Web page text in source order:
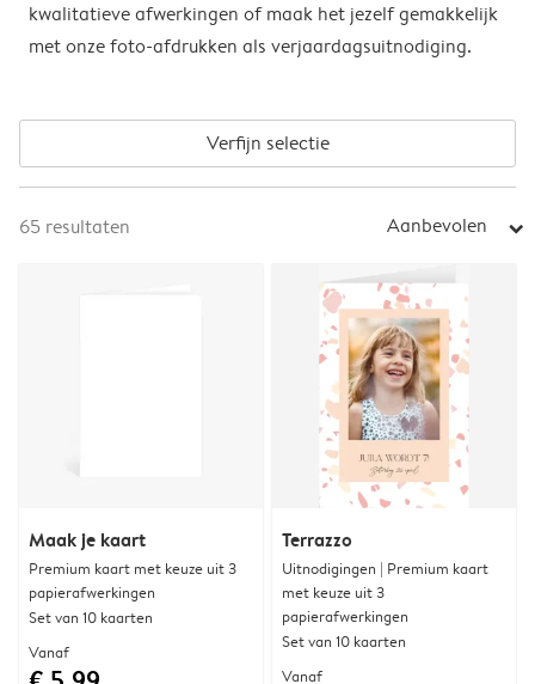
kwalitatieve afwerkingen of maak het jezelf gemakkelijk
met onze foto-afdrukken als verjaardagsuitnodiging.
Verfijn selectie
65 resultaten Aanbevolen arrow_right
Maak je kaart
Premium kaart met keuze uit 3
papierafwerkingen
Set van 10 kaarten
Vanaf
Terrazzo
Uitnodigingen | Premium kaart
met keuze uit 3
papierafwerkingen
Set van 10 kaarten
Vanaf